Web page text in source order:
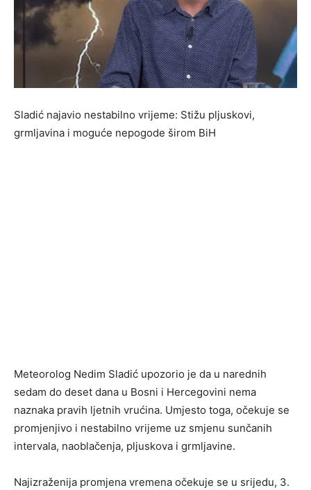
Sladić najavio nestabilno vrijeme: Stižu pljuskovi,
grmljavina i moguće nepogode širom BiH
Meteorolog Nedim Sladić upozorio je da u narednih
sedam do deset dana u Bosni i Hercegovini nema
naznaka pravih ljetnih vrućina. Umjesto toga, očekuje se
promjenjivo i nestabilno vrijeme uz smjenu sunčanih
intervala, naoblačenja, pljuskova i grmljavine.
Najizraženija promjena vremena očekuje se u srijedu, 3.